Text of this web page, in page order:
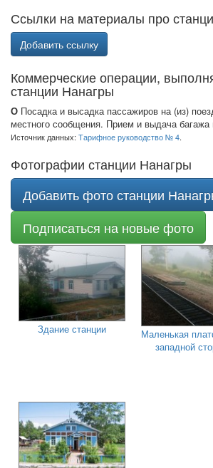
Ссылки на материалы про
Добавить ссылку
Коммерческие операции,
станции Нанагры
О Посадка и высадка пассажиров на (из)
местного сообщения. Прием и выдача багажа
Источник данных: Тарифное руководство № 4.
Фотографии станции Нанагры
Добавить фото станции
Подписаться на новые фото
Здание станции
Маленькая
западной